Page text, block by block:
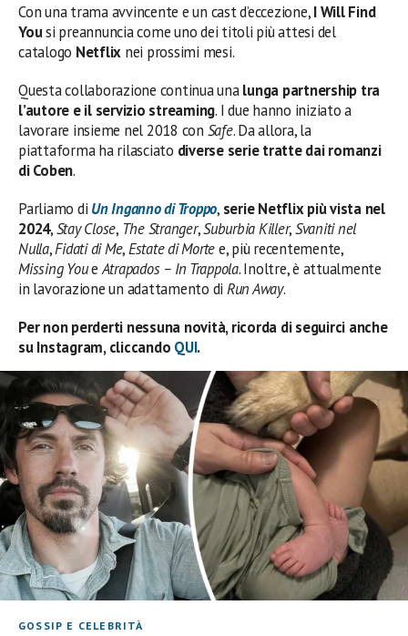
Con una trama avvincente e un cast d’eccezione,I Will Find
Yousi preannuncia come uno dei titoli più attesi del
catalogo Netflix nei prossimi mesi.
Questa collaborazione continua unalunga partnership tra
l’autore e il servizio streaming. I due hanno iniziato a
lavorare insieme nel 2018 con Safe. Da allora, la
piattaforma ha rilasciato diverse serie tratte dai romanzi
di Coben.
Parliamo di Un Inganno di Troppo, serie Netflix più vista nel
2024,Stay Close, The Stranger,Suburbia Killer,Svaniti nel
Nulla,Fidati di Me,Estate di Mortee, più recentemente,
Missing YoueAtrapados – In Trappola. Inoltre, è attualmente
in lavorazione un adattamento di Run Away.
Per non perderti nessuna novità, ricorda di seguirci anche
su Instagram, cliccando QUI.
GOSSIP E CELEBRITÀ